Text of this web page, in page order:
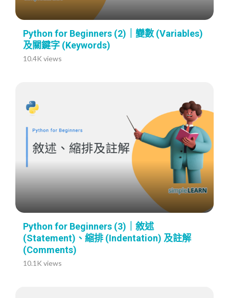
Python for Beginners (2)｜變數 (Variables)
及關鍵字 (Keywords)
10.4K views
Python for Beginners (3)｜敘述
(Statement)、縮排 (Indentation) 及註解
(Comments)
10.1K views